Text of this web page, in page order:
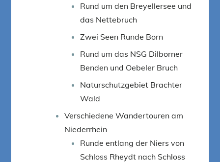
Rund um den Breyellersee und
das Nettebruch
Zwei Seen Runde Born
Rund um das NSG Dilborner
Benden und Oebeler Bruch
Naturschutzgebiet Brachter
Wald
Verschiedene Wandertouren am
Niederrhein
Runde entlang der Niers von
Schloss Rheydt nach Schloss